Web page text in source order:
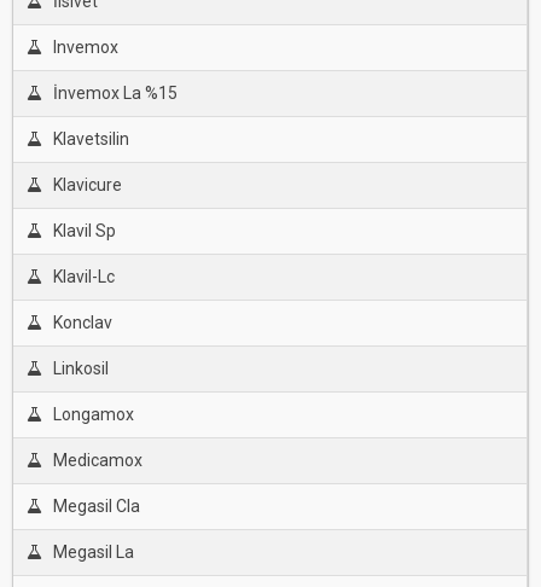
Invemox
İnvemox La %15
Klavetsilin
Klavicure
Klavil Sp
Klavil-Lc
Konclav
Linkosil
Longamox
Medicamox
Megasil Cla
Megasil La